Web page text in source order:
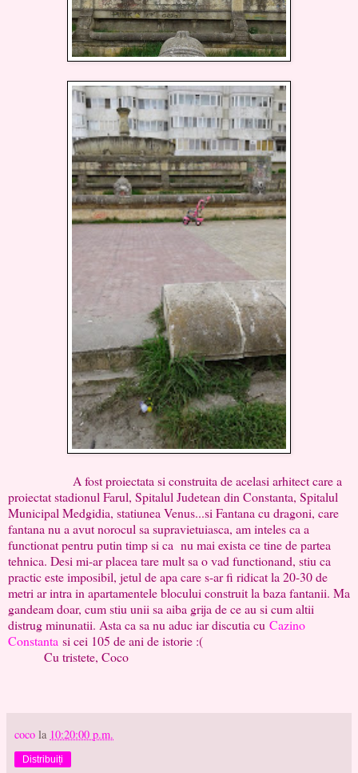
A fost proiectata si construita de acelasi arhitect care a
proiectat stadionul Farul, Spitalul Judetean din Constanta, Spitalul
Municipal Medgidia, statiunea Venus...si Fantana cu dragoni, care
fantana nu a avut norocul sa supravietuiasca, am inteles ca a
functionat pentru putin timp si ca nu mai exista ce tine de partea
tehnica. Desi mi-ar placea tare mult sa o vad functionand, stiu ca
practic este imposibil, jetul de apa care s-ar fi ridicat la 20-30 de
metri ar intra in apartamentele blocului construit la baza fantanii. Ma
gandeam doar, cum stiu unii sa aiba grija de ce au si cum altii
distrug minunatii. Asta ca sa nu aduc iar discutia cu Cazino
Constanta si cei 105 de ani de istorie :(
Cu tristete, Coco
coco la 10:20:00 p.m.
Distribuiți